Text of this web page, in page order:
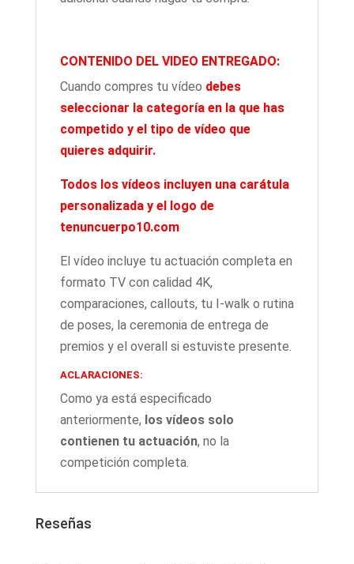
CONTENIDO DEL VIDEO ENTREGADO:
Cuando compres tu vídeo debes
seleccionar la categoría en la que has
competido y el tipo de vídeo que
quieres adquirir.
Todos los vídeos incluyen una carátula
personalizada y el logo de
tenuncuerpo10.com
El vídeo incluye tu actuación completa en
formato TV con calidad 4K,
comparaciones, callouts, tu I-walk o rutina
de poses, la ceremonia de entrega de
premios y el overall si estuviste presente.
ACLARACIONES:
Como ya está especificado
anteriormente, los vídeos solo
contienen tu actuación, no la
competición completa.
Reseñas